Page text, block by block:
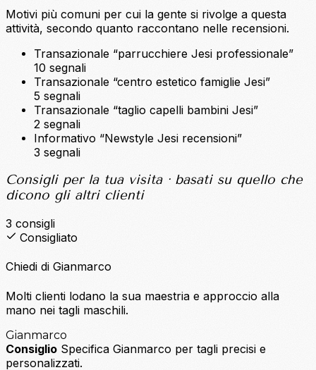
Motivi più comuni per cui la gente si rivolge a questa
attività, secondo quanto raccontano nelle recensioni.
Transazionale “parrucchiere Jesi professionale”
10 segnali
Transazionale “centro estetico famiglie Jesi”
5 segnali
Transazionale “taglio capelli bambini Jesi”
2 segnali
Informativo “Newstyle Jesi recensioni”
3 segnali
Consigli per la tua visita · basati su quello che
dicono gli altri clienti
3 consigli
Consigliato
Chiedi di Gianmarco
Molti clienti lodano la sua maestria e approccio alla
mano nei tagli maschili.
Gianmarco
Consiglio Specifica Gianmarco per tagli precisi e
personalizzati.